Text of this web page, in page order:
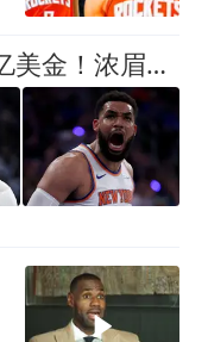
4年2.75亿美金！4年2.73亿美金！浓眉和唐斯都该降薪了